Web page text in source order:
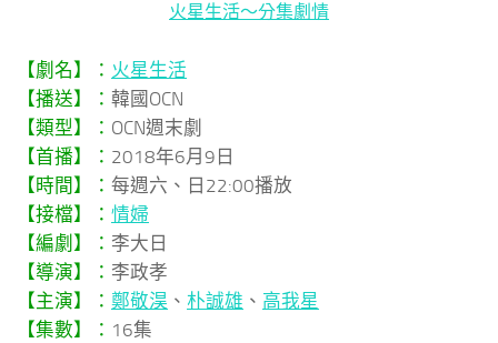
火星生活～分集劇情
【劇名】： 火星生活
【播送】： 韓國OCN
【類型】： OCN週末劇
【首播】： 2018年6月9日
【時間】： 每週六、日22:00播放
【接檔】： 情婦
【編劇】： 李大日
【導演】： 李政孝
【主演】： 鄭敬淏 、 朴誠雄 、 高我星
【集數】： 16集